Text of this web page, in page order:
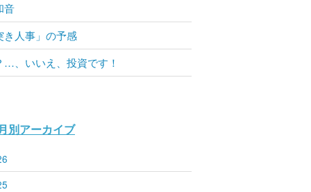
音
き人事」の予感
…、いいえ、投資です！
別アーカイブ